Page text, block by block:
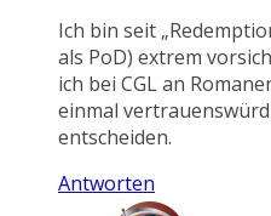
Ich bin seit
als PoD) extrem
ich bei CGL an
einmal
entscheiden.
Antworten